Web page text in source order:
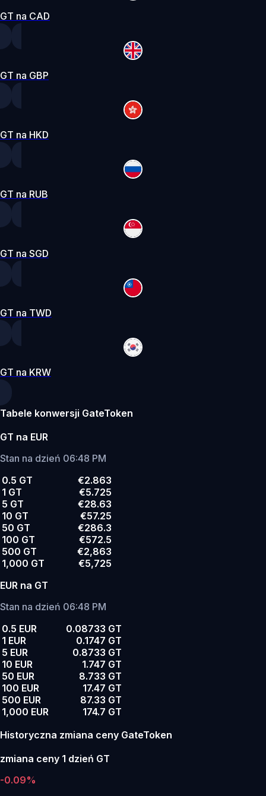
GT na CAD
GT na GBP
GT na HKD
GT na RUB
GT na SGD
GT na TWD
GT na KRW
Tabele konwersji GateToken
GT na EUR
Stan na dzień 06:48 PM
0.5 GT
€2.863
1 GT
€5.725
5 GT
€28.63
10 GT
€57.25
50 GT
€286.3
100 GT
€572.5
500 GT
€2,863
1,000 GT
€5,725
EUR na GT
Stan na dzień 06:48 PM
0.5 EUR
0.08733 GT
1 EUR
0.1747 GT
5 EUR
0.8733 GT
10 EUR
1.747 GT
50 EUR
8.733 GT
100 EUR
17.47 GT
500 EUR
87.33 GT
1,000 EUR
174.7 GT
Historyczna zmiana ceny GateToken
zmiana ceny 1 dzień GT
-0.09%